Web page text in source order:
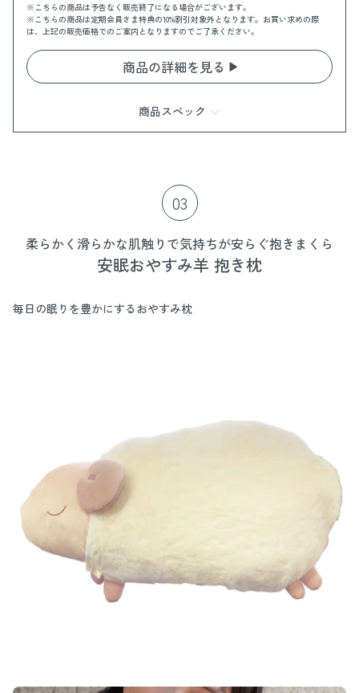
※こちらの商品は予告なく販売終了になる場合がございます。
※こちらの商品は定期会員さま特典の10%割引対象外となります。お買い求めの際
は、上記の販売価格でのご案内となりますのでご了承ください。
商品の詳細を見る
商品スペック
バイカ：ラウリン酸メチルヘプチル、ゴマ油*1、ホホバ
種子油*1、ラベンダー花油*2、ウンシュウミカン果皮油
*2、アルガニアスピノサ核油*1、メドウフォーム油、ト
コフェロール、カナリヤノキ樹脂油*2、ニオイテンジク
アオイ油*2、アトラスシーダー木油*2、ボスウェリアネ
*2、ダマスクバラ花油*2
(*1 オーガニック成分 *2 精油 香り成分)
バイカ：ラベンダー、温州みかん、エレミ、ゼラニウ
ム、ローズ、シダーウッド・アトラス、フランキンセン
ス、サンダルウッド、フェンネル
キッカ：ホーウッド、ユズ、マンダリン、メイチャン、
カモマイル・ローマン、シダーウッド・バージニア、ラ
ベンダー
製造：日本
03
柔らかく滑らかな肌触りで気持ちが安らぐ抱きまくら
安眠おやすみ羊 抱き枕
毎日の眠りを豊かにするおやすみ枕